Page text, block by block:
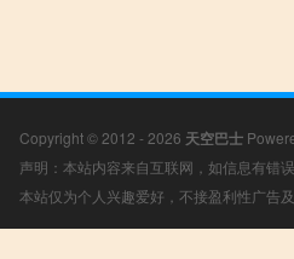
Copyright © 2012 - 2026 天空巴士
声明：本站内容来自互联网，如信息有错
本站仅为个人兴趣爱好，不接盈利性广告